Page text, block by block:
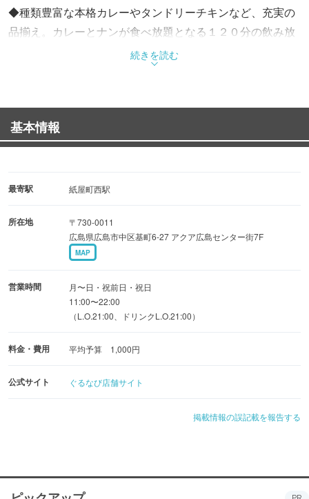
◆種類豊富な本格カレーやタンドリーチキンなど、充実の
品揃え。カレーとナンが食べ放題となる１２０分の飲み放
題付きコースは、４９５０円でご用意しております。
席の異国情緒あふれる上質な空間。
全席禁煙のクリーンな環境で、スパイスの香りと共に優雅
続きを読む
基本情報
最寄駅 紙屋町西駅
所在地
〒730-0011
広島県広島市中区基町6-27 アクア広島センター街7F
MAP
営業時間
月〜日・祝前日・祝日
11:00〜22:00
（L.O.21:00、ドリンクL.O.21:00）
料金・費用 平均予算 1,000円
公式サイト ぐるなび店舗サイト
掲載情報の誤記載を報告する